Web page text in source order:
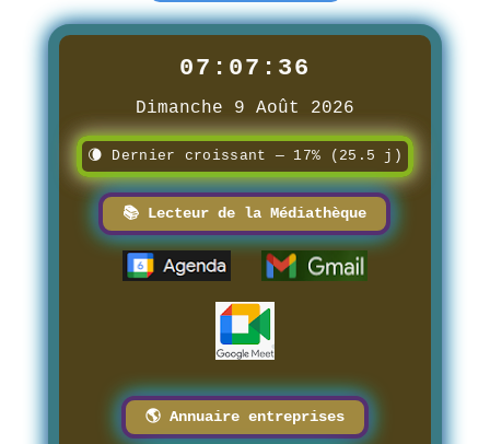
07:07:38
Dimanche 9 Août 2026
🌘 Dernier croissant — 17% (25.5 j)
📚 Lecteur de la Médiathèque
🌎 Annuaire entreprises